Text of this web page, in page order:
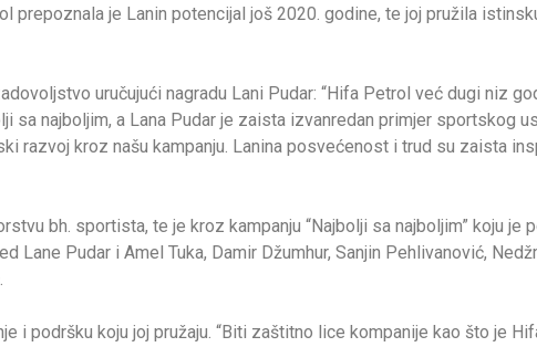
prepoznala je Lanin potencijal još 2020. godine, te joj pružila
uručujući nagradu Lani Pudar: “Hifa Petrol već dugi niz
najboljim, a Lana Pudar je zaista izvanredan primjer sportskog
kroz našu kampanju. Lanina posvećenost i trud su zaista
bh. sportista, te je kroz kampanju “Najbolji sa najboljim” koju je
Pudar i Amel Tuka, Damir Džumhur, Sanjin Pehlivanović,
i podršku koju joj pružaju. “Biti zaštitno lice kompanije kao što je